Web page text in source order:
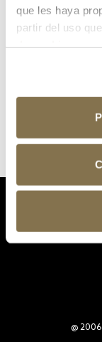
que les haya
partir del uso
@